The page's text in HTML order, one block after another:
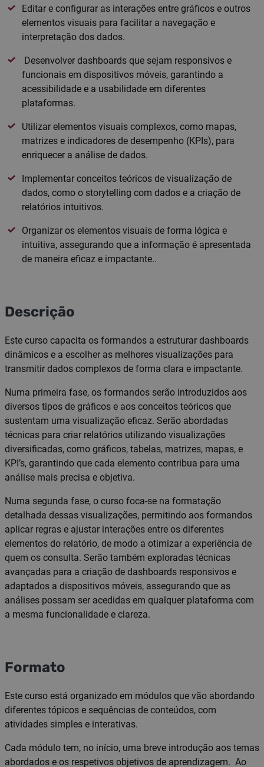
Editar e configurar as interações entre gráficos e outros
elementos visuais para facilitar a navegação e
interpretação dos dados.
Desenvolver dashboards que sejam responsivos e
funcionais em dispositivos móveis, garantindo a
acessibilidade e a usabilidade em diferentes
plataformas.
Utilizar elementos visuais complexos, como mapas,
matrizes e indicadores de desempenho (KPIs), para
enriquecer a análise de dados.
Implementar conceitos teóricos de visualização de
dados, como o storytelling com dados e a criação de
relatórios intuitivos.
Organizar os elementos visuais de forma lógica e
intuitiva, assegurando que a informação é apresentada
de maneira eficaz e impactante..
Descrição
Este curso capacita os formandos a estruturar dashboards
dinâmicos e a escolher as melhores visualizações para
transmitir dados complexos de forma clara e impactante.
Numa primeira fase, os formandos serão introduzidos aos
diversos tipos de gráficos e aos conceitos teóricos que
sustentam uma visualização eficaz. Serão abordadas
técnicas para criar relatórios utilizando visualizações
diversificadas, como gráficos, tabelas, matrizes, mapas, e
KPI’s, garantindo que cada elemento contribua para uma
análise mais precisa e objetiva.
Numa segunda fase, o curso foca-se na formatação
detalhada dessas visualizações, permitindo aos formandos
aplicar regras e ajustar interações entre os diferentes
elementos do relatório, de modo a otimizar a experiência de
quem os consulta. Serão também exploradas técnicas
avançadas para a criação de dashboards responsivos e
adaptados a dispositivos móveis, assegurando que as
análises possam ser acedidas em qualquer plataforma com
a mesma funcionalidade e clareza.
Formato
Este curso está organizado em módulos que vão abordando
diferentes tópicos e sequências de conteúdos, com
atividades simples e interativas.
Cada módulo tem, no início, uma breve introdução aos temas
abordados e os respetivos objetivos de aprendizagem. Ao